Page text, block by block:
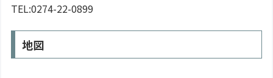
TEL:0274-22-0899
地図